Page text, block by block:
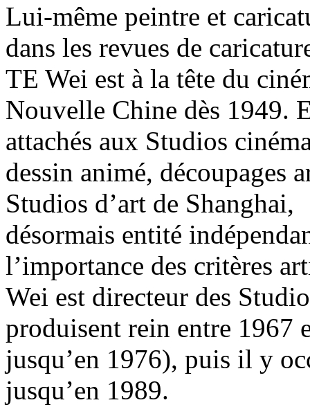
Lui-même peintre et
dans les revues de
TE Wei est à la tête du
Nouvelle Chine dès 1949.
attachés aux Studios
dessin animé, découpages
Studios d’art de Shanghai,
désormais entité
l’importance des critères
Wei est directeur des
produisent rein entre 1967
jusqu’en 1976), puis il y
jusqu’en 1989.